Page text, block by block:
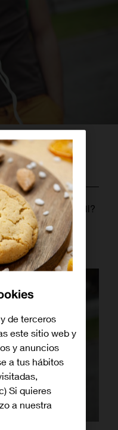
de tu teléfono móvil?
ya no te parece
o
de terceros
este sitio web y
y anuncios
a tus hábitos
Si quieres
a nuestra